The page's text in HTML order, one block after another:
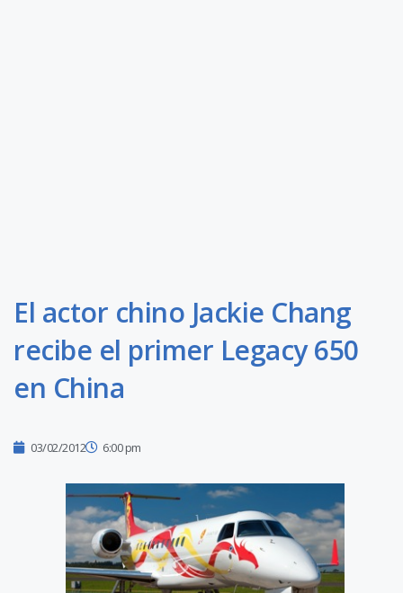
El actor chino Jackie Chang
recibe el primer Legacy 650
en China
03/02/2012 6:00 pm